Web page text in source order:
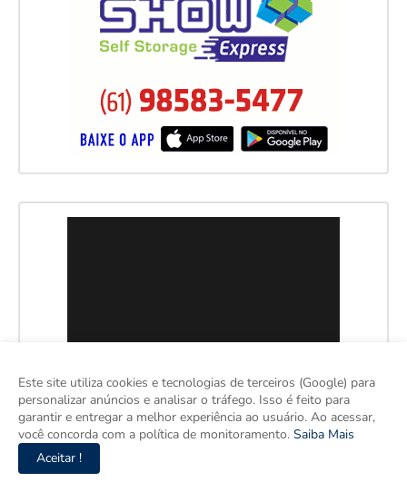
Este site utiliza cookies e tecnologias de terceiros (Google) para
personalizar anúncios e analisar o tráfego. Isso é feito para
garantir e entregar a melhor experiência ao usuário. Ao acessar,
você concorda com a política de monitoramento. Saiba Mais
Aceitar !